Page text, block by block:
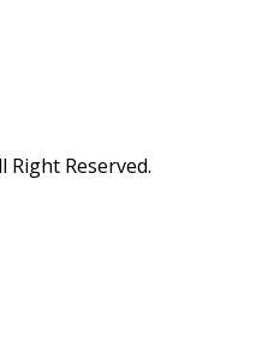
Right Reserved.